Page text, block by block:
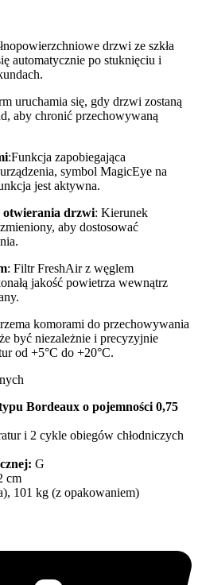
drzwi ze szkła
automatycznie po stuknięciu i
uruchamia się, gdy drzwi zostaną
aby chronić przechowywaną
:Funkcja zapobiegająca
symbol MagicEye na
jest aktywna.
otwierania drzwi: Kierunek
aby dostosować
: Filtr FreshAir z węglem
jakość powietrza wewnątrz
komorami do przechowywania
być niezależnie i precyzyjnie
od +5°C do +20°C.
Bordeaux o pojemności 0,75
i 2 cykle obiegów chłodniczych
G
cm
101 kg (z opakowaniem)